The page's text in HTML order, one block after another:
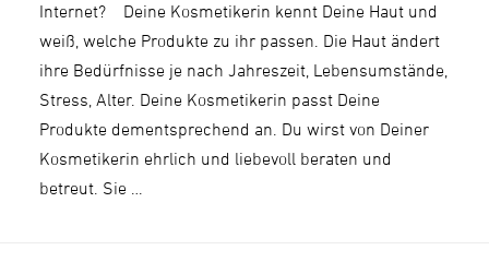
Internet? Deine Kosmetikerin kennt Deine Haut und
weiß, welche Produkte zu ihr passen. Die Haut ändert
ihre Bedürfnisse je nach Jahreszeit, Lebensumstände,
Stress, Alter. Deine Kosmetikerin passt Deine
Produkte dementsprechend an. Du wirst von Deiner
Kosmetikerin ehrlich und liebevoll beraten und
betreut. Sie …